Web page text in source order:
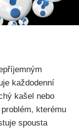
každodenní
kašel ⁣nebo
kterému
spousta